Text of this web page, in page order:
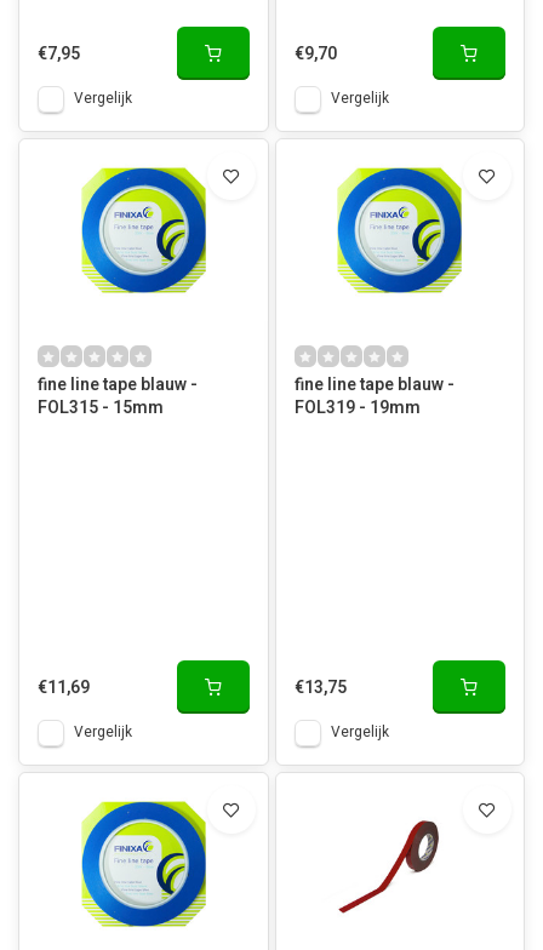
€7,95
Vergelijk
€9,70
Vergelijk
fine line tape blauw -
FOL315 - 15mm
€11,69
Vergelijk
fine line tape blauw -
FOL319 - 19mm
€13,75
Vergelijk